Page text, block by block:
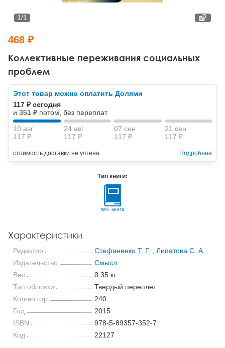
Другие направления психотерапии
Классический, эриксоновский гипноз и НЛП
НЛП
Социальная психология
Классический и юнгианский психоанализ
Коллективные переживания социальных
проблем
1/1
468 ₽
Этот товар можно оплатить Долями
117 ₽ сегодня
и 351 ₽ потом, без переплат
10 авг
117 ₽
24 авг
117 ₽
07 сен
117 ₽
21 сен
117 ₽
стоимость доставки не учтена Подробнее
Тип книги:
печ. книга
Характеристики
Редактор Стефаненко Т. Г.
Липатова С. А.
Издательство
Смысл
Вес
0.35 кг
Тип обложки
Твердый переплет
Кол-во стр
240
Год
2015
ISBN
978-5-89357-352-7
Код
22127